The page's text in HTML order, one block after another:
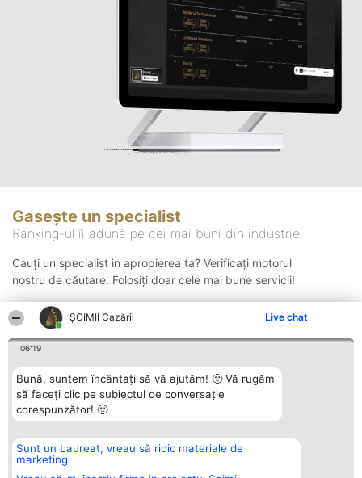
ȘOIMII Cazării Live chat
06:19
Bună, suntem încântați să vă ajutăm! 🙂 Vă rugăm
să faceți clic pe subiectul de conversație
corespunzător! 🙂
Sunt un Laureat, vreau să ridic materiale de
marketing
Gasește un specialist
Ranking-ul îi adună pe cei mai buni din industrie
Cauți un specialist in apropierea ta? Verificați motorul
nostru de căutare. Folosiți doar cele mai bune servicii!
Organizator Ranking
BRIGHT SOLUTIONS BR SRL
Aleea Timisul De Sus 2 Bl. A30
Plebiscyt
Lista Tuturor
Contact